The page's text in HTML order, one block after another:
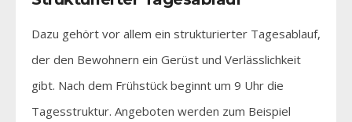
Dazu gehört vor allem ein strukturierter Tagesablauf,
der den Bewohnern ein Gerüst und Verlässlichkeit
gibt. Nach dem Frühstück beginnt um 9 Uhr die
Tagesstruktur. Angeboten werden zum Beispiel